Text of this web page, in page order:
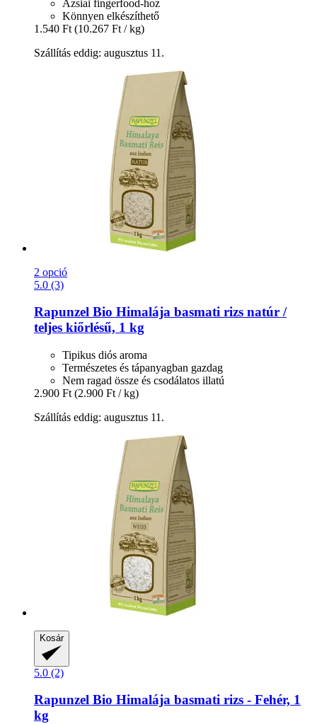
Ázsiai fingerfood-hoz
Könnyen elkészíthető
1.540 Ft (10.267 Ft / kg)
Szállítás eddig: augusztus 11.
2 opció
5.0 (3)
Rapunzel Bio Himalája basmati rizs natúr /
teljes kiőrlésű, 1 kg
Tipikus diós aroma
Természetes és tápanyagban gazdag
Nem ragad össze és csodálatos illatú
2.900 Ft (2.900 Ft / kg)
Szállítás eddig: augusztus 11.
Kosár
5.0 (2)
Rapunzel Bio Himalája basmati rizs -​ Fehér, 1
kg